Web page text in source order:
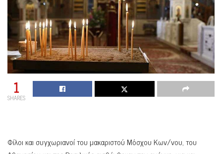
1
SHARES
Φίλοι και συγχωριανοί του μακαριστού Μόσχου Κων/νου, του